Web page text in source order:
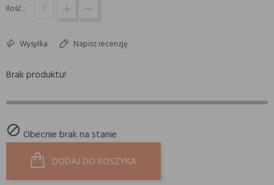
Ilość :
Wysyłka Napisz recenzję
Brak produktu!
 Obecnie brak na stanie
DODAJ DO KOSZYKA